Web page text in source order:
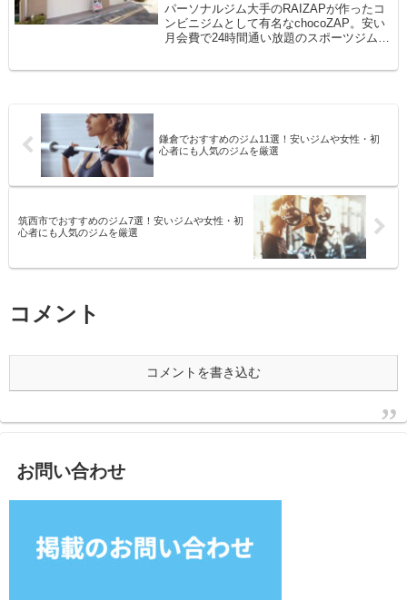
パーソナルジム大手のRAIZAPが作ったコ
ンビニジムとして有名なchocoZAP。安い
月会費で24時間通い放題のスポーツジムで
鎌倉でおすすめのジム11選！安いジムや女性・初
心者にも人気のジムを厳選
筑西市でおすすめのジム7選！安いジムや女性・初
心者にも人気のジムを厳選
コメント
コメントを書き込む
お問い合わせ